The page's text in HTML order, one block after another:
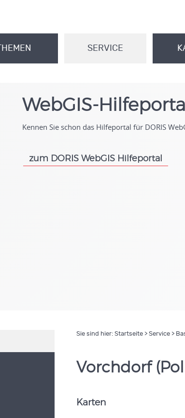
THEMEN SERVICE
WebGIS-Hilfeportal
Kennen Sie schon das Hilfeportal für DORIS
zum DORIS WebGIS Hilfeportal
Sie sind hier: Startseite> Service>
Vorchdorf
Karten